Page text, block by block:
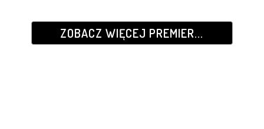
ZOBACZ WIĘCEJ PREMIER...